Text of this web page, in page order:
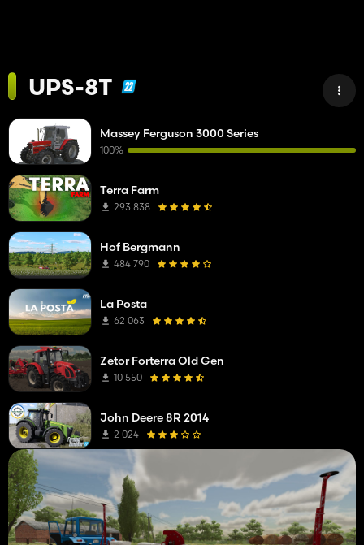
UPS-8T
Massey Ferguson 3000 Series
100%
Terra Farm
293 838
Hof Bergmann
484 790
La Posta
62 063
Zetor Forterra Old Gen
10 550
John Deere 8R 2014
2 024